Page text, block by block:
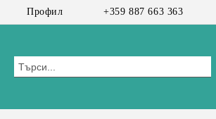
Профил +359 887 663 363